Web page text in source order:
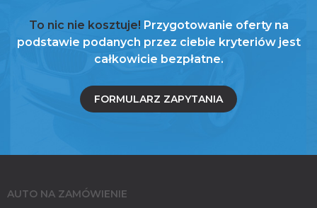
To nic nie kosztuje! Przygotowanie oferty na
podstawie podanych przez ciebie kryteriów jest
całkowicie bezpłatne.
FORMULARZ ZAPYTANIA
AUTO NA ZAMÓWIENIE